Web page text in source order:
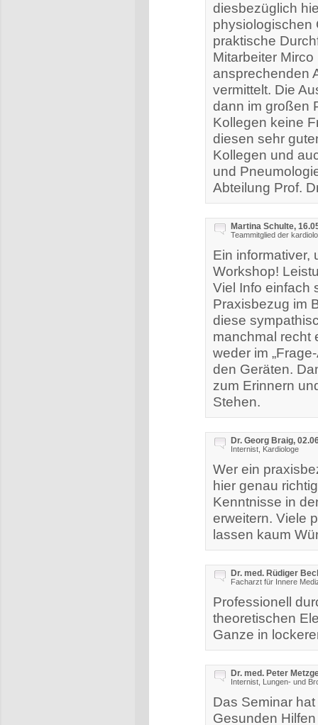
diesbezüglich
physiologischen
praktische
Mitarbeiter
ansprechenden
vermittelt. Die
dann im großen
Kollegen keine
diesen sehr
Kollegen und
und
Abteilung Prof.
Martina Schulte,
Teammitglied der
Ein informativer,
Workshop!
Viel Info einfach
Praxisbezug im
diese
manchmal recht
weder im
den Geräten.
zum Erinnern
Stehen.
Dr. Georg Braig,
Internist, Kardiologe
Wer ein
hier genau
Kenntnisse in
erweitern. Viele
lassen kaum
Dr. med. Rüdiger
Facharzt für Innere
Professionell
theoretischen
Ganze in
Dr. med. Peter
Internist, Lungen- und
Das Seminar
Gesunden